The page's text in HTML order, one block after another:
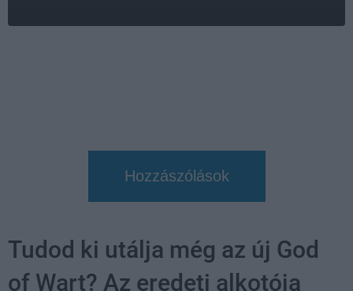
Hozzászólások
Tudod ki utálja még az új God
of Wart? Az eredeti alkotója